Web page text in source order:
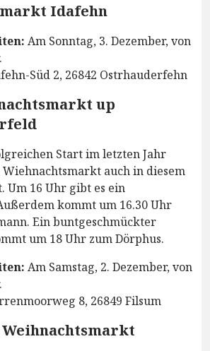
Idafehn
Am Sonntag, 3. Dezember, von
Süd 2, 26842 Ostrhauderfehn
up
Start im letzten Jahr
auch in diesem
Um 16 Uhr gibt es ein
kommt um 16.30 Uhr
Ein buntgeschmückter
um 18 Uhr zum Dörphus.
Am Samstag, 2. Dezember, von
8, 26849 Filsum